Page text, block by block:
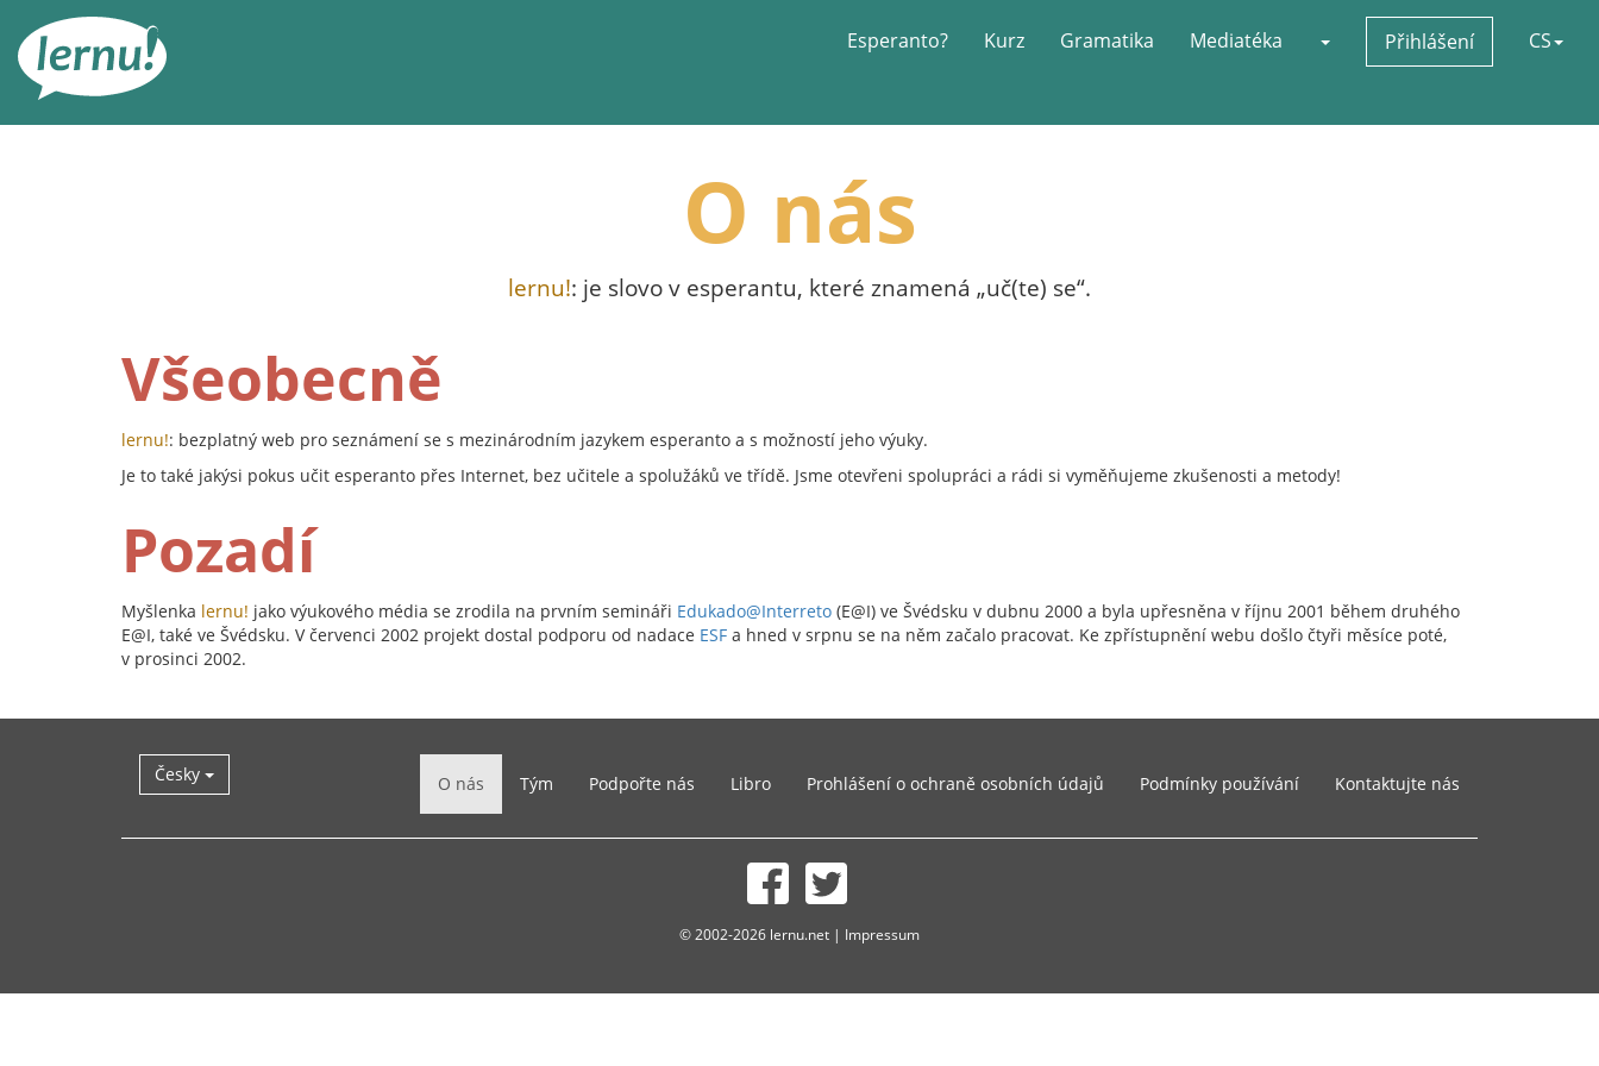
obsahu
Esperanto? Kurz Gramatika Mediatéka Přihlášení CS
O nás
lernu!: je slovo v esperantu, které znamená „uč(te) se“.
Všeobecně
lernu!: bezplatný web pro seznámení se s mezinárodním jazykem esperanto a s možností jeho výuky.
Je to také jakýsi pokus učit esperanto přes Internet, bez učitele a spolužáků ve třídě. Jsme otevřeni spolupráci a rádi si vyměňujeme zkušenosti a metody!
Pozadí
Myšlenka lernu! jako výukového média se zrodila na prvním semináři Edukado@Interreto (E@I) ve Švédsku v dubnu 2000 a byla upřesněna v říjnu 2001 během druhého
E@I, také ve Švédsku. V červenci 2002 projekt dostal podporu od nadace ESF a hned v srpnu se na něm začalo pracovat. Ke zpřístupnění webu došlo čtyři měsíce poté,
v prosinci 2002.
Česky O nás Tým Podpořte nás Libro Prohlášení o ochraně osobních údajů Podmínky používání Kontaktujte nás
© 2002-2026 lernu.net | Impressum